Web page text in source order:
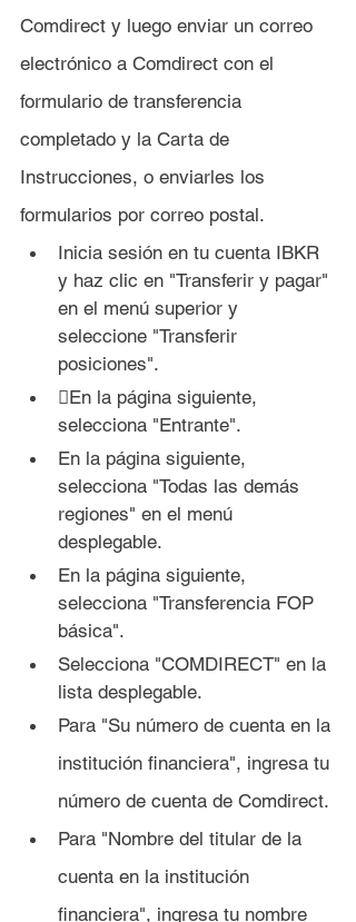
Comdirect y luego enviar un correo
electrónico a Comdirect con el
formulario de transferencia
completado y la Carta de
Instrucciones, o enviarles los
formularios por correo postal.
Inicia sesión en tu cuenta IBKR
y haz clic en "Transferir y pagar"
en el menú superior y
seleccione "Transferir
posiciones".
En la página siguiente,
selecciona "Entrante".
En la página siguiente,
selecciona "Todas las demás
regiones" en el menú
desplegable.
En la página siguiente,
selecciona "Transferencia FOP
básica".
Selecciona "COMDIRECT" en la
lista desplegable.
Para "Su número de cuenta en la
institución financiera", ingresa tu
número de cuenta de Comdirect.
Para "Nombre del titular de la
cuenta en la institución
financiera", ingresa tu nombre